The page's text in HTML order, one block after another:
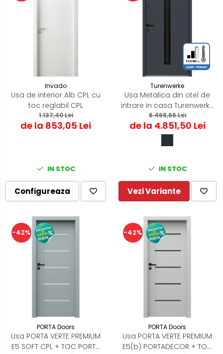
Invado
Usa de interior Alb CPL cu
toc reglabil CPL
1.137,40 Lei
de la 853,05 Lei
IN STOC
Configureaza
Turenwerke
Usa Metalica din otel de
intrare in casa Turenwerke
ATU68 - Blackline ST/DR
6.468,66 Lei
de la 4.851,50 Lei
IN STOC
Vezi Variante
-42%
PORTA Doors
Usa PORTA VERTE PREMIUM
E5 SOFT CPL + TOC PORTA
-42%
PORTA Doors
Usa PORTA VERTE PREMIUM
E5(b) PORTADECOR + TOC